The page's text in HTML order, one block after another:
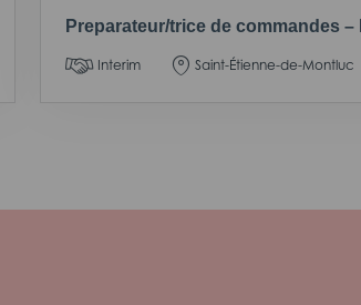
Preparateur/trice de commandes –
Interim Saint-Étienne-de-Montluc